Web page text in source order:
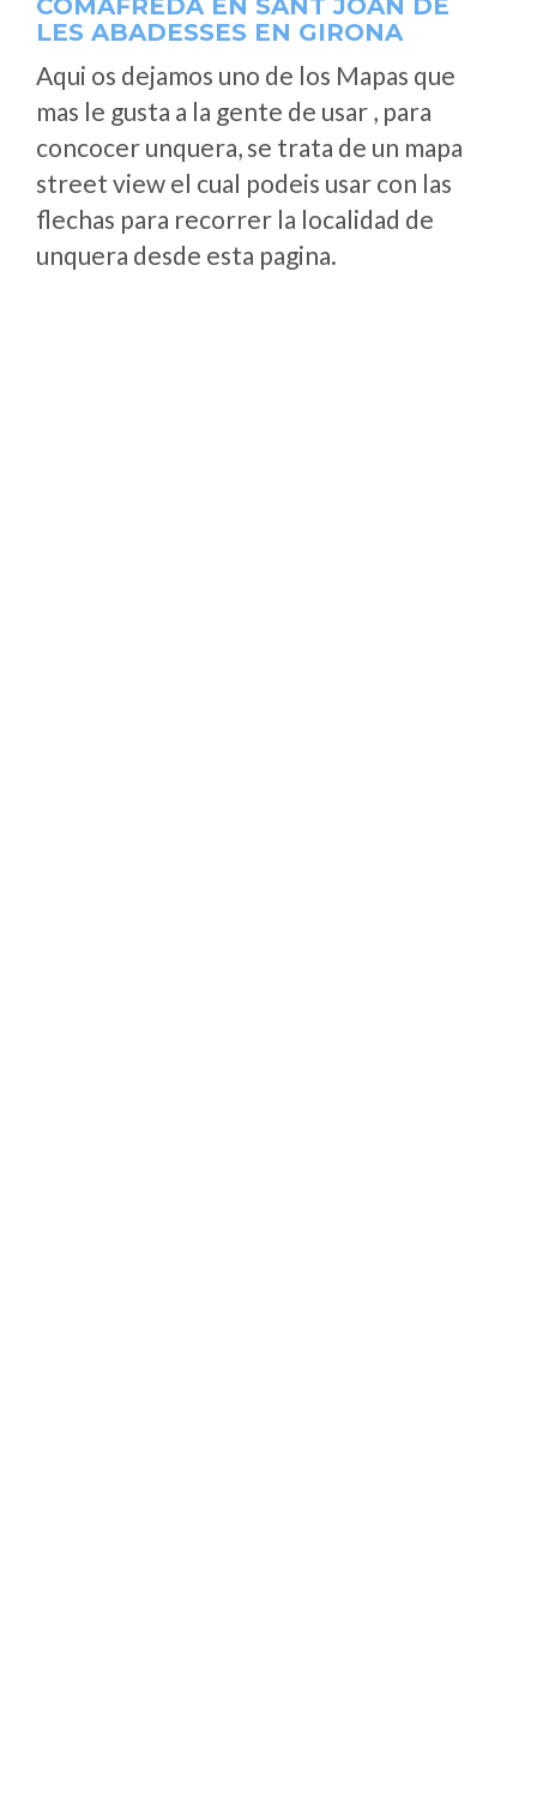
COMAFREDA EN SANT JOAN DE
LES ABADESSES EN GIRONA
Aqui os dejamos uno de los Mapas que
mas le gusta a la gente de usar , para
concocer unquera, se trata de un mapa
street view el cual podeis usar con las
flechas para recorrer la localidad de
unquera desde esta pagina.